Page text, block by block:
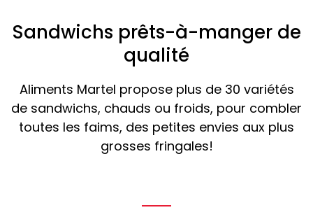
Sandwichs prêts-à-manger de
qualité
Aliments Martel propose plus de 30 variétés
de sandwichs, chauds ou froids, pour combler
toutes les faims, des petites envies aux plus
grosses fringales!